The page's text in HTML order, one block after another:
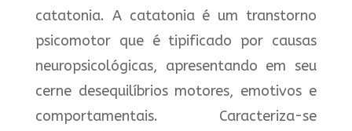
catatonia. A catatonia é um transtorno
psicomotor que é tipificado por causas
neuropsicológicas, apresentando em seu
cerne desequilíbrios motores, emotivos e
comportamentais. Caracteriza-se